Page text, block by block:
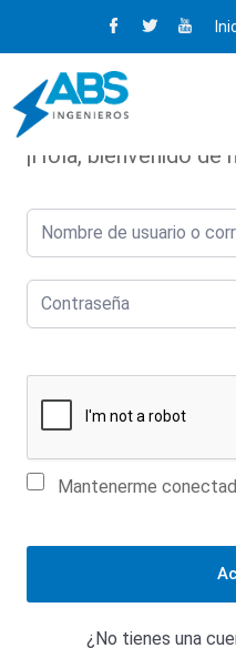
¡Hola, bienvenido de
Mantenerme
¿No tienes una